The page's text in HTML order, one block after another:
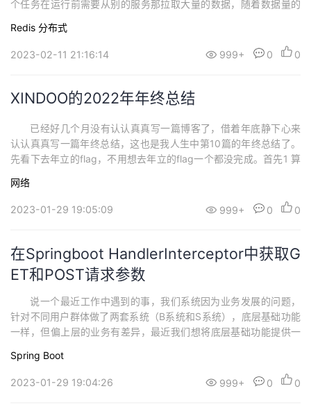
个任务在运行前需要从别的服务那拉取大量的数据，随着数据量的
的压力。之前已经增加了单机限流，但无法解决问题，因为这个数
据任务运行中只有不到10%的时间拉取数据，如果单机限流限制太
Redis 分布式
2023-02-11 21:16:14 999+ 0 0
XINDOO的2022年年终总结
已经好几个月没有认认真真写一篇博客了，借着年底静下心来
认认真真写一篇年终总结，这也是我人生中第10篇的年终总结了。
先看下去年立的flag，不用想去年立的flag一个都没完成。首先1 算
带的人因公司调整 run了（你懂得）；5 不要问我什么时候结婚，问
就是明年。 如果用一句话概括下过去的一年，那就是在忙碌的
网络
2023-01-29 19:05:09 999+ 0 0
在Springboot HandlerInterceptor中获取G
ET和POST请求参数
说一个最近工作中遇到的事，我们系统因为业务发展的问题，
针对不同用户群体做了两套系统（B系统和S系统），底层基础功能
一样，但偏上层的业务有差异，最近我们想将底层基础功能提供一
统的接口封装一层，提供一个统一的接口出去，然后B业务的请求转
发的B系统，S业务的请求转发到S系统。 但这里就有个很重要
Spring Boot
2023-01-29 19:04:26 999+ 0 0